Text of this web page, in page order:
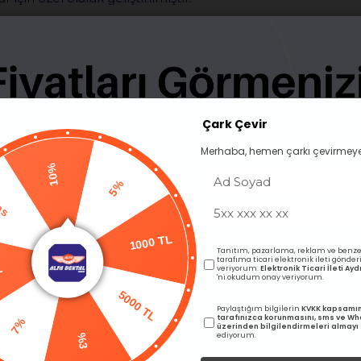
uzun ömürlü modeller elde edilir.
yüzeyli dental modeller sunar.
ile zamandan tasarruf sağlar.
tüketim sağlar.
profesyonel sonuçlar almak isteyen kullanıcılar için ideal
edilir.
10%
5%
1000 TL
5000 TL
%3
Pas
Çark Çevir
Merhaba, hemen çarkı
Tanıtım, pazarlama, reklam ve
tarafıma ticari elektronik ileti
veriyorum.Elektronik Ticari İleti
'ni okudum onay veriyorum.
Paylaştığım bilgilerin KVKK
tarafınızca korunmasını, sms ve
üzerinden bilgilendirmeleri almayı
ediyorum.